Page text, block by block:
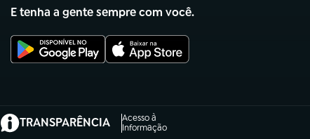
E tenha a gente sempre com você.
TRANSPARÊNCIA
Acesso à
Informação
(abre em nova aba)